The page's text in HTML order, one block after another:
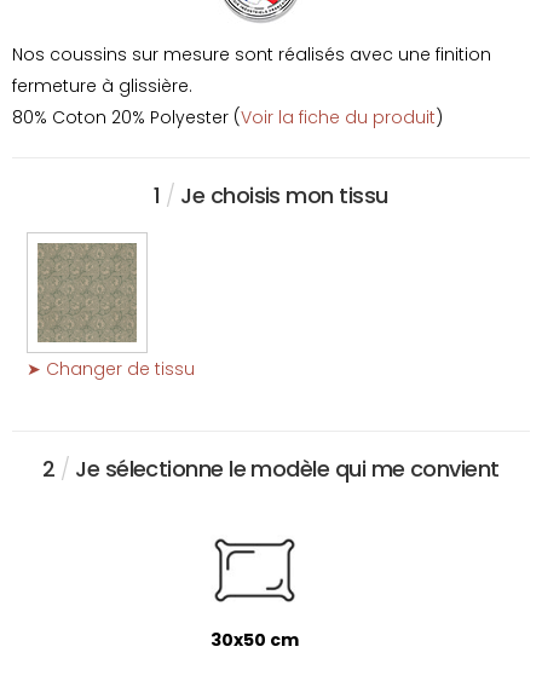
Nos coussins sur mesure sont réalisés avec une finition
fermeture à glissière.
80% Coton 20% Polyester (Voir la fiche du produit)
1 / Je choisis mon tissu
➤ Changer de tissu
2 / Je sélectionne le modèle qui me convient
30x50 cm